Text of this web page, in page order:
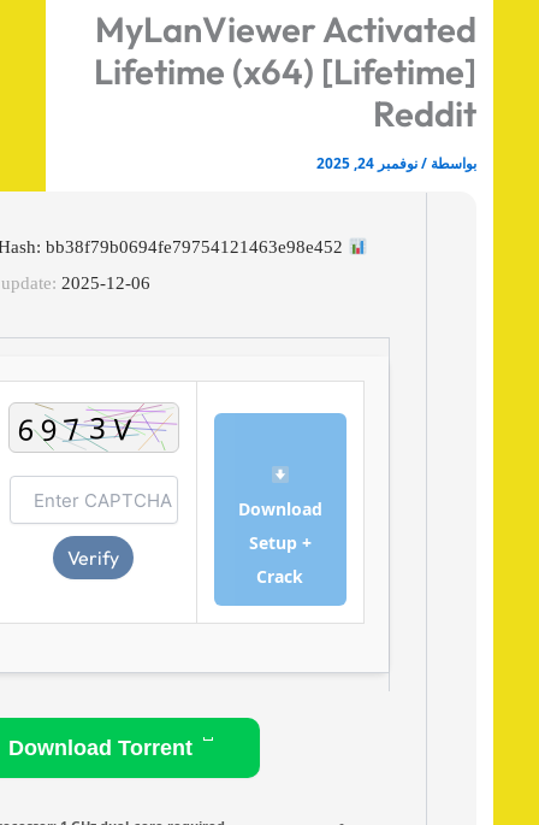
MyLanViewer
Lifetime (x64)
نوفمبر 24, 2025
Last update:2025-12-06
Download